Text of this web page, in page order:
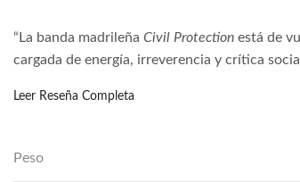
“La banda madrileña Civil Protection está de
cargada de energía, irreverencia y crítica
Leer Reseña Completa
Peso